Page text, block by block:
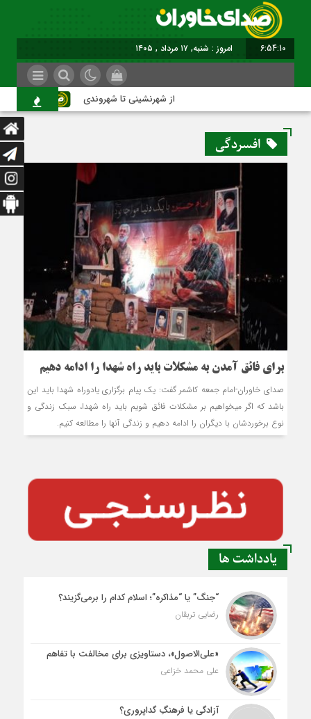
6:54:11 امروز : شنبه, ۱۷ مرداد , ۱۴۰۵
از شهرنشینی تا شهروندی
افسردگی
برای فائق آمدن به مشکلات باید راه شهدا را ادامه دهیم
صدای خاوران-امام جمعه کاشمر گفت: یک پیام برگزاری یادوراه شهدا باید این
باشد که اگر می‎خواهیم بر مشکلات فائق شویم باید راه شهدا، سبک زندگی و
نوع برخوردشان با دیگران را ادامه دهیم و زندگی آنها را مطالعه کنیم.
یادداشت ها
“جنگ” یا “مذاکره”؛ اسلام کدام را برمی‌گزیند؟
رضایی تربقان
«علی‌الاصول»، دستاویزی برای مخالفت با تفاهم
علی محمد خزاعی
آزادگی یا فرهنگِ گداپروری؟